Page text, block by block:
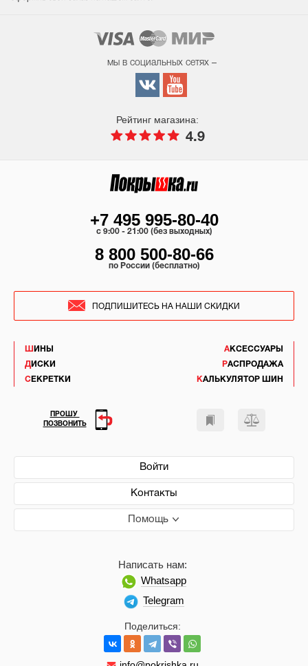
мы в социальных сетях –
Рейтинг магазина:
4.9
ШИНЫ
ДИСКИ
СЕКРЕТКИ
АКСЕССУАРЫ
РАСПРОДАЖА
КАЛЬКУЛЯТОР ШИН
Войти
Контакты
Помощь
Поделиться:
Написать нам:
Whatsapp
Telegram
+7 495 995-80-40
c 9:00 - 21:00 (без выходных)
8 800 500-80-66
по России (бесплатно)
ПОДПИШИТЕСЬ НА НАШИ СКИДКИ
ПРОШУ
ПОЗВОНИТЬ